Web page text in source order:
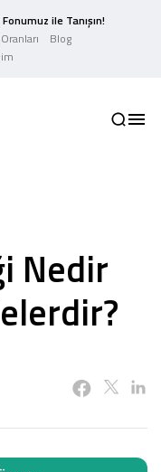
ile Tanışın!
Blog
Nedir